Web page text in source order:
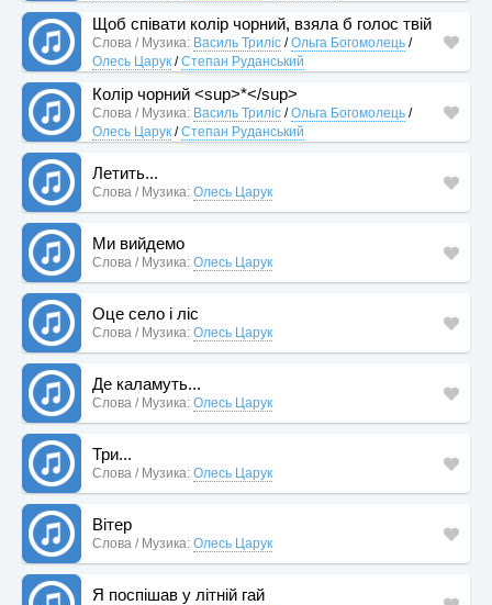
Щоб співати колір чорний, взяла б голос твій
Слова / Музика: Василь Триліс /Ольга Богомолець /
Олесь Царук /Степан Руданський
Колір чорний <sup>*</sup>
Слова / Музика: Василь Триліс /Ольга Богомолець /
Олесь Царук /Степан Руданський
Летить...
Слова / Музика: Олесь Царук
Ми вийдемо
Слова / Музика: Олесь Царук
Оце село і ліс
Слова / Музика: Олесь Царук
Де каламуть...
Слова / Музика: Олесь Царук
Три...
Слова / Музика: Олесь Царук
Вітер
Слова / Музика: Олесь Царук
Я поспішав у літній гай